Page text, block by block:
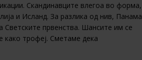
Скандинавците влегоа во форма,
и Исланд. За разлика од нив, Панама
Светските првенства. Шансите им се
како трофеј. Сметаме дека